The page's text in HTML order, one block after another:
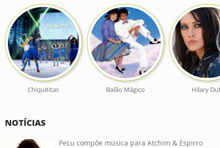
Chiquititas Balão Mágico Hilary
NOTÍCIAS
PeLu compõe música para Atchim & Espirro